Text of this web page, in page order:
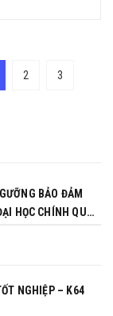
2 3
BẢO ĐẢM
HỌC CHÍNH QUY
NGHIỆP – K64